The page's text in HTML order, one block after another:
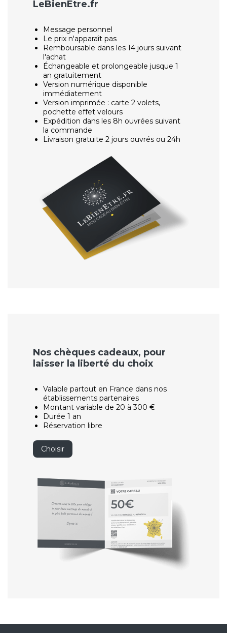
LeBienEtre.fr
Message personnel
Le prix n'apparaît pas
Remboursable dans les 14 jours suivant
l'achat
Échangeable et prolongeable jusque 1
an gratuitement
Version numérique disponible
immédiatement
Version imprimée : carte 2 volets,
pochette effet velours
Expédition dans les 8h ouvrées suivant
la commande
Livraison gratuite 2 jours ouvrés ou 24h
Nos chèques cadeaux, pour
laisser la liberté du choix
Valable partout en France dans nos
établissements partenaires
Montant variable de 20 à 300 €
Durée 1 an
Réservation libre
Choisir